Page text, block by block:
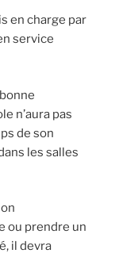
en charge par
service
n’aura pas
de son
les salles
ou prendre un
il devra